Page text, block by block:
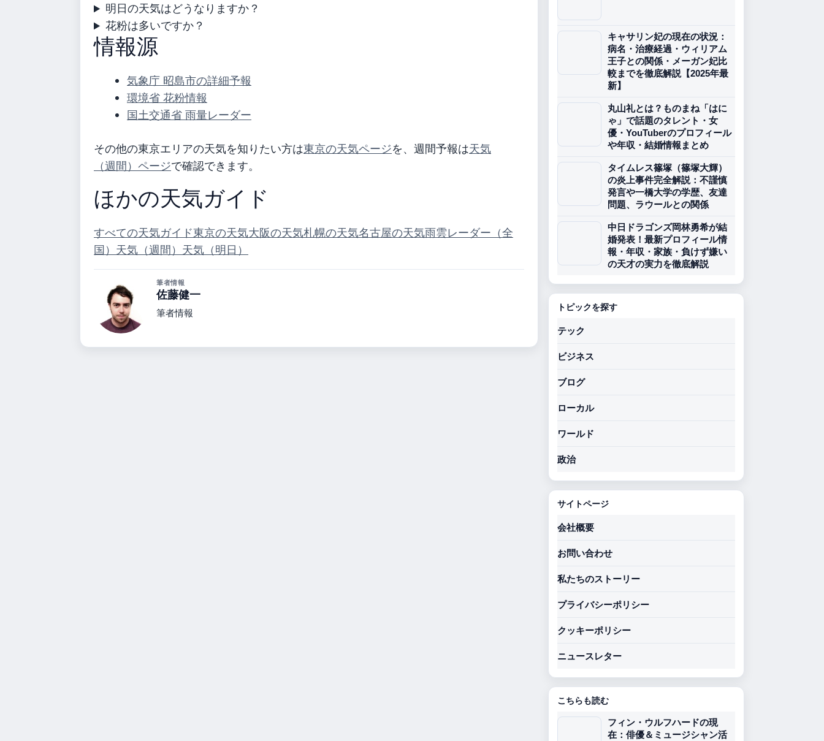
明日の天気はどうなりますか？
花粉は多いですか？
情報源
気象庁 昭島市の詳細予報
環境省 花粉情報
国土交通省 雨量レーダー
その他の東京エリアの天気を知りたい方は東京の天気ページを、週間予報は天気
（週間）ページで確認できます。
ほかの天気ガイド
すべての天気ガイド東京の天気大阪の天気札幌の天気名古屋の天気雨雲レーダー（全
国） 天気（週間） 天気（明日）
筆者情報
佐藤健一
筆者情報
キャサリン妃の現在の状況：
病名・治療経過・ウィリアム
王子との関係・メーガン妃比
較までを徹底解説【2025年最
新】
丸山礼とは？ものまね「はに
ゃ」で話題のタレント・女
優・YouTuberのプロフィール
や年収・結婚情報まとめ
タイムレス篠塚（篠塚大輝）
の炎上事件完全解説：不謹慎
発言や一橋大学の学歴、友達
問題、ラウールとの関係
中日ドラゴンズ岡林勇希が結
婚発表！最新プロフィール情
報・年収・家族・負けず嫌い
の天才の実力を徹底解説
トピックを探す
テック
ビジネス
ブログ
ローカル
ワールド
政治
サイトページ
会社概要
お問い合わせ
私たちのストーリー
プライバシーポリシー
クッキーポリシー
ニュースレター
こちらも読む
フィン・ウルフハードの現
在：俳優＆ミュージシャン活